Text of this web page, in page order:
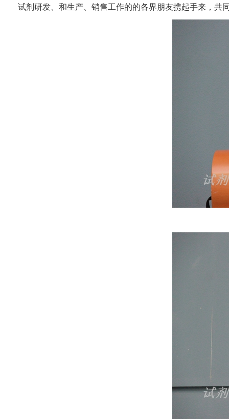
试剂研发、和生产、销售工作的的各界朋友携起手来，共